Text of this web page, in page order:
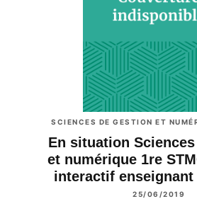
SCIENCES DE GESTION ET
En situation
et numérique 1re
interactif enseignant
25/06/2019